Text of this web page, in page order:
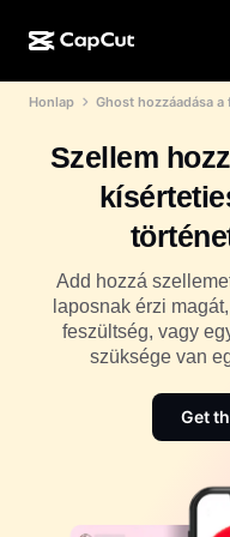
CapCut Online
CapCut Pad
CapCut Mobile
Dreamina AI
MI-alkotás
MI-dizájn
MI-videógenerátor
MI-képgenerátor
MI-képminőség-
Dreamina
Gemini Omni
Funkciók
MI-eszközök
Videószerkesztő és
Képszerkesztő és -
Beszédhang-
Közösségi média
Ünnepi sablonok
Naptársablonok
Évfordulós
Névjegy
Közösség
Kezdeményezések
Partnerek
Úttörőprogram
Kreatív
Honlap Ghost hozzáadása
Szellem
Add hozzá
laposnak érzi
feszültség, vagy
szüksége van
Get